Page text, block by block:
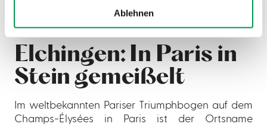
Ablehnen
Elchingen: In Paris in
Stein gemeißelt
Im weltbekannten Pariser Triumphbogen auf dem
Champs-Élysées in Paris ist der Ortsname